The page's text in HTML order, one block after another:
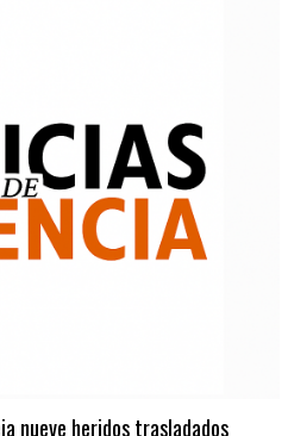
nueve heridos trasladados